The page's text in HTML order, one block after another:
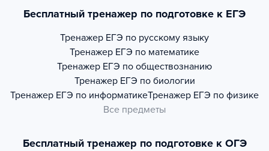
Бесплатный тренажер по подготовке к ЕГЭ
Тренажер ЕГЭ по русскому языку
Тренажер ЕГЭ по математике
Тренажер ЕГЭ по обществознанию
Тренажер ЕГЭ по биологии
Тренажер ЕГЭ по информатикеТренажер ЕГЭ по физике
Все предметы
Бесплатный тренажер по подготовке к ОГЭ